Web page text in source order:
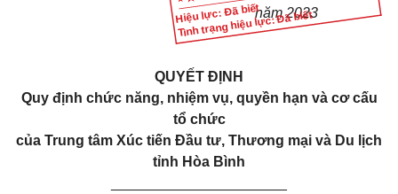
Hiệu lực: Đã biết
Tình trạng hiệu lực: Đã biết
năm2023
QUYẾT ĐỊNH
Quy định chức năng, nhiệm vụ, quyền hạn và cơ cấu
tổ chức
của Trung tâm Xúc tiến Đầu tư, Thương mại và Du lịch
tỉnh Hòa Bình